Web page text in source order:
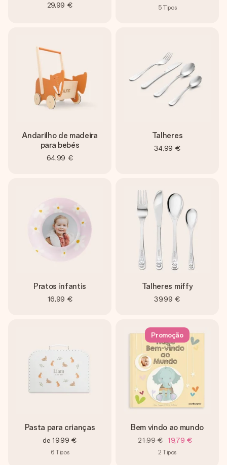
29,99 € 5 Tipos
Andarilho de madeira
para bebés
64,99 €
Talheres
34,99 €
Pratos infantis
16,99 €
Talheres miffy
39,99 €
Pasta para crianças
de 19,99 €
6 Tipos
Promoção
Bem vindo ao mundo
21,99 € 19,79 €
2 Tipos